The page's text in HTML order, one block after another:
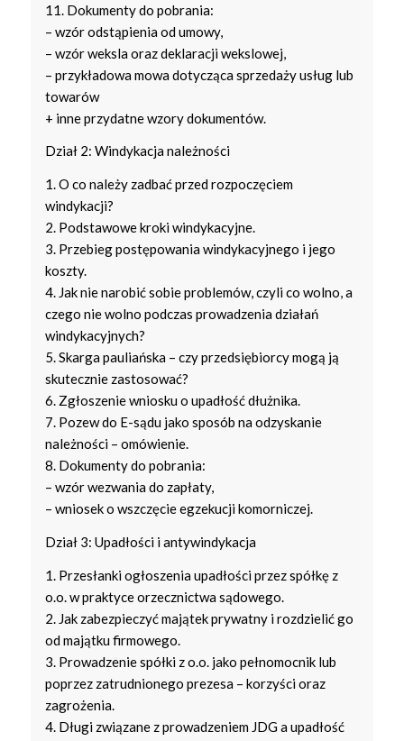
11. Dokumenty do pobrania:
– wzór odstąpienia od umowy,
– wzór weksla oraz deklaracji wekslowej,
– przykładowa mowa dotycząca sprzedaży usług lub
towarów
+ inne przydatne wzory dokumentów.
Dział 2: Windykacja należności
1. O co należy zadbać przed rozpoczęciem
windykacji?
2. Podstawowe kroki windykacyjne.
3. Przebieg postępowania windykacyjnego i jego
koszty.
4. Jak nie narobić sobie problemów, czyli co wolno, a
czego nie wolno podczas prowadzenia działań
windykacyjnych?
5. Skarga pauliańska – czy przedsiębiorcy mogą ją
skutecznie zastosować?
6. Zgłoszenie wniosku o upadłość dłużnika.
7. Pozew do E-sądu jako sposób na odzyskanie
należności – omówienie.
8. Dokumenty do pobrania:
– wzór wezwania do zapłaty,
– wniosek o wszczęcie egzekucji komorniczej.
Dział 3: Upadłości i antywindykacja
1. Przesłanki ogłoszenia upadłości przez spółkę z
o.o. w praktyce orzecznictwa sądowego.
2. Jak zabezpieczyć majątek prywatny i rozdzielić go
od majątku firmowego.
3. Prowadzenie spółki z o.o. jako pełnomocnik lub
poprzez zatrudnionego prezesa – korzyści oraz
zagrożenia.
4. Długi związane z prowadzeniem JDG a upadłość